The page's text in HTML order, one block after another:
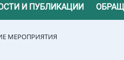
И ПУБЛИКАЦИИ
МЕРОПРИЯТИЯ